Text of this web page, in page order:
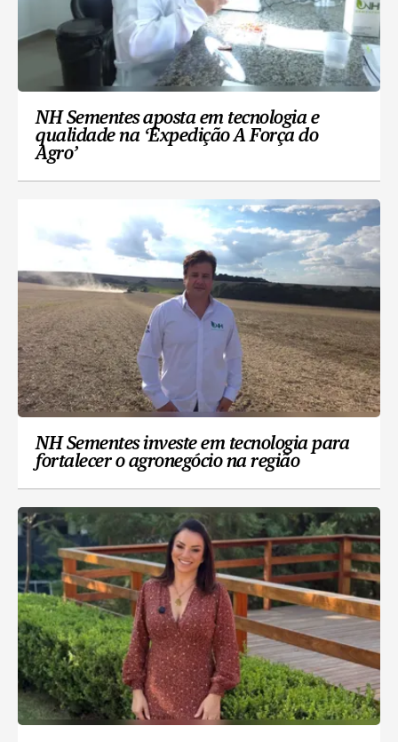
NH Sementes aposta em tecnologia e
qualidade na ‘Expedição A Força do
Agro’
NH Sementes investe em tecnologia para
fortalecer o agronegócio na região